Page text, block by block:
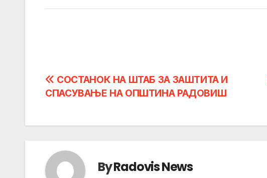
Post
navigation
СОСТАНОК НА ШТАБ ЗА ЗАШТИТА И
СПАСУВАЊЕ НА ОПШТИНА РАДОВИШ
ByRadovis News